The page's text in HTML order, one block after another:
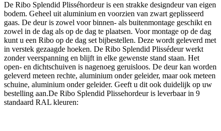
De Ribo Splendid Plisséhordeur is een strakke designdeur van eigen
bodem. Geheel uit aluminium en voorzien van zwart geplisseerd
gaas. De deur is zowel voor binnen- als buitenmontage geschikt en
zowel in de dag als op de dag te plaatsen. Voor montage op de dag
kunt u een Ribo op de dag set bijbestellen. Deze wordt geleverd met
in verstek gezaagde hoeken. De Ribo Splendid Plissédeur werkt
zonder veerspanning en blijft in elke gewenste stand staan. Het
open- en dichtschuiven is nagenoeg geruisloos. De deur kan worden
geleverd meteen rechte, aluminium onder geleider, maar ook meteen
schuine, aluminium onder geleider. Geeft u dit ook duidelijk op uw
bestelling aan.De Ribo Splendid Plissehordeur is leverbaar in 9
standaard RAL kleuren: